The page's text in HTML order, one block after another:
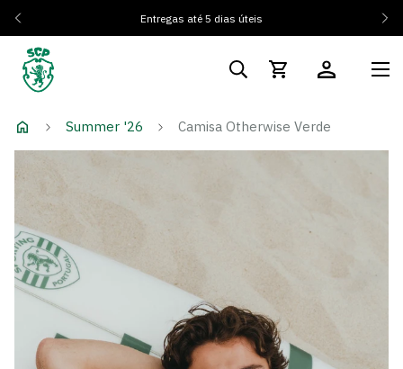
Entregas até 5 dias úteis
Summer '26 Camisa Otherwise Verde